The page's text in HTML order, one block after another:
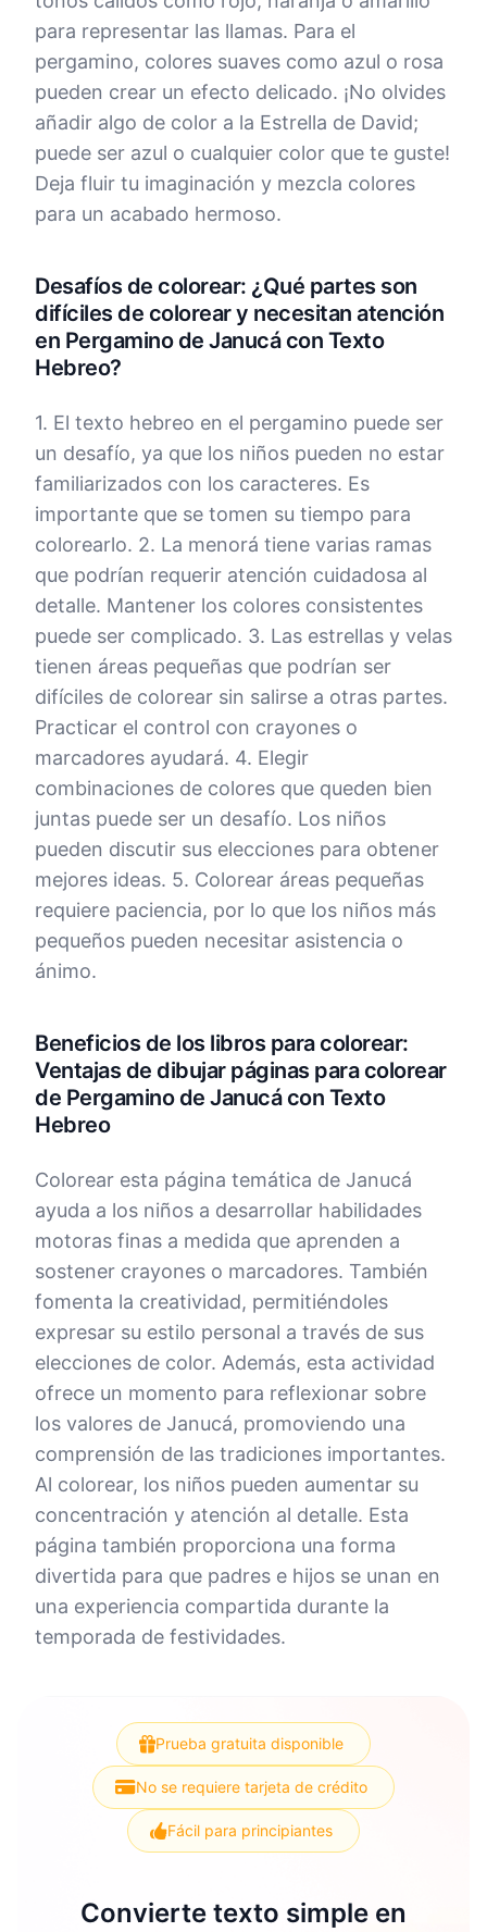
para representar las llamas. Para el
pergamino, colores suaves como azul o rosa
pueden crear un efecto delicado. ¡No olvides
añadir algo de color a la Estrella de David;
puede ser azul o cualquier color que te guste!
Deja fluir tu imaginación y mezcla colores
para un acabado hermoso.
Desafíos de colorear: ¿Qué partes son
difíciles de colorear y necesitan atención
en Pergamino de Janucá con Texto
Hebreo?
1. El texto hebreo en el pergamino puede ser
un desafío, ya que los niños pueden no estar
familiarizados con los caracteres. Es
importante que se tomen su tiempo para
colorearlo. 2. La menorá tiene varias ramas
que podrían requerir atención cuidadosa al
detalle. Mantener los colores consistentes
puede ser complicado. 3. Las estrellas y velas
tienen áreas pequeñas que podrían ser
difíciles de colorear sin salirse a otras partes.
Practicar el control con crayones o
marcadores ayudará. 4. Elegir
combinaciones de colores que queden bien
juntas puede ser un desafío. Los niños
pueden discutir sus elecciones para obtener
mejores ideas. 5. Colorear áreas pequeñas
requiere paciencia, por lo que los niños más
pequeños pueden necesitar asistencia o
ánimo.
Beneficios de los libros para colorear:
Ventajas de dibujar páginas para colorear
de Pergamino de Janucá con Texto
Hebreo
Colorear esta página temática de Janucá
ayuda a los niños a desarrollar habilidades
motoras finas a medida que aprenden a
sostener crayones o marcadores. También
fomenta la creatividad, permitiéndoles
expresar su estilo personal a través de sus
elecciones de color. Además, esta actividad
ofrece un momento para reflexionar sobre
los valores de Janucá, promoviendo una
comprensión de las tradiciones importantes.
Al colorear, los niños pueden aumentar su
concentración y atención al detalle. Esta
página también proporciona una forma
divertida para que padres e hijos se unan en
una experiencia compartida durante la
temporada de festividades.
Prueba gratuita disponible
No se requiere tarjeta de crédito
Fácil para principiantes
Convierte texto simple en